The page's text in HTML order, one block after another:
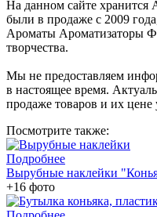
На данном сайте
были в продаже с 2009
Ароматы Ароматизаторы
творчества.
Мы не предоставляем
в настоящее время.
продаже товаров и их цене
Посмотрите также:
Подробнее
Вырубные наклейки
+16 фото